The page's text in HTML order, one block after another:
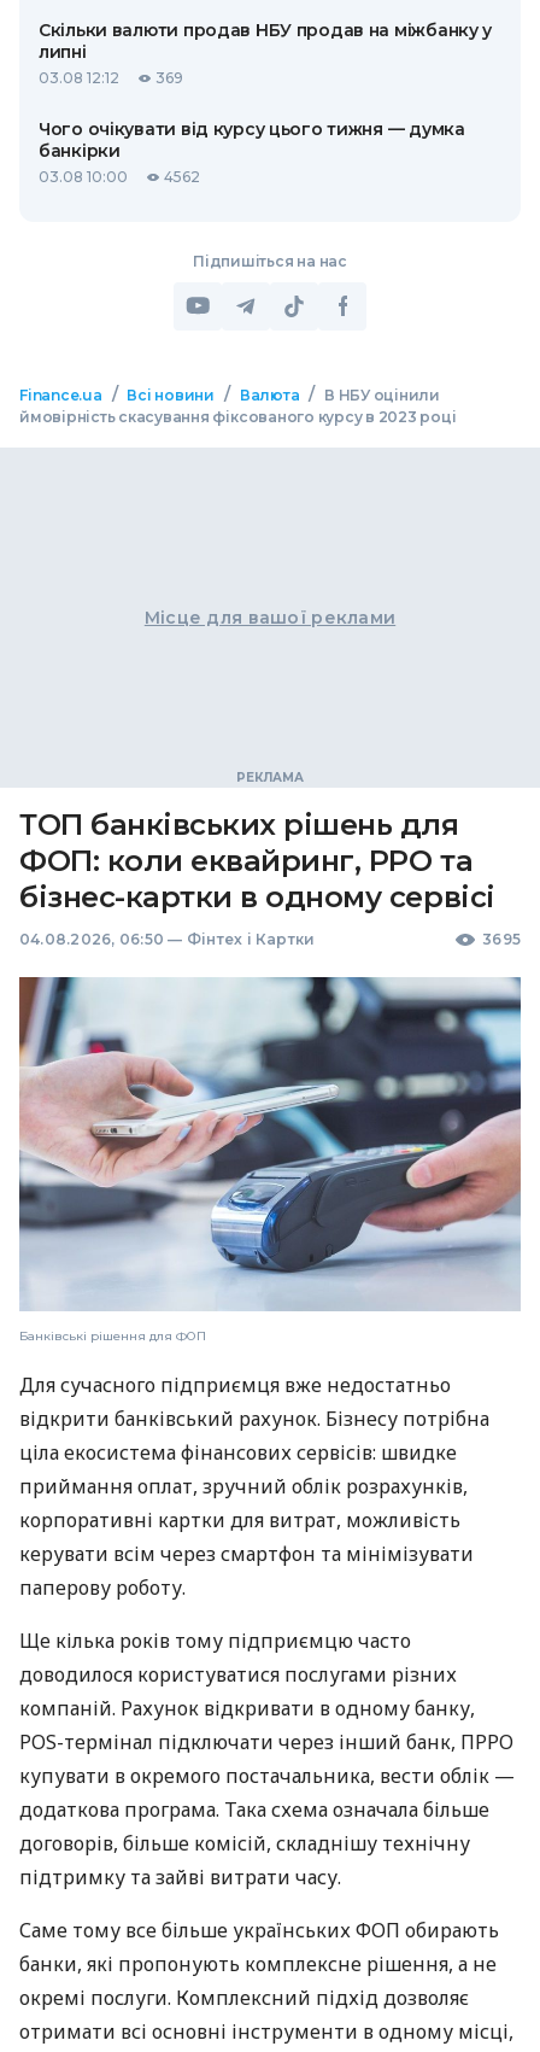
Скільки валюти продав НБУ продав на міжбанку у
липні
03.08 12:12 369
Чого очікувати від курсу цього тижня — думка
банкірки
03.08 10:00 4562
Підпишіться на нас
Finance.ua / Всі новини / Валюта / В НБУ оцінили
ймовірність скасування фіксованого курсу в 2023 році
Місце для вашої реклами
ТОП банківських рішень для
ФОП: коли еквайринг, РРО та
бізнес-картки в одному сервісі
04.08.2026, 06:50 — Фінтех і Картки 3695
Банківські рішення для ФОП
Для сучасного підприємця вже недостатньо
відкрити банківський рахунок. Бізнесу потрібна
ціла екосистема фінансових сервісів: швидке
приймання оплат, зручний облік розрахунків,
корпоративні картки для витрат, можливість
керувати всім через смартфон та мінімізувати
паперову роботу.
Ще кілька років тому підприємцю часто
доводилося користуватися послугами різних
компаній. Рахунок відкривати в одному банку,
POS-термінал підключати через інший банк, ПРРО
купувати в окремого постачальника, вести облік —
додаткова програма. Така схема означала більше
договорів, більше комісій, складнішу технічну
підтримку та зайві витрати часу.
Саме тому все більше українських ФОП обирають
банки, які пропонують комплексне рішення, а не
окремі послуги. Комплексний підхід дозволяє
отримати всі основні інструменти в одному місці,